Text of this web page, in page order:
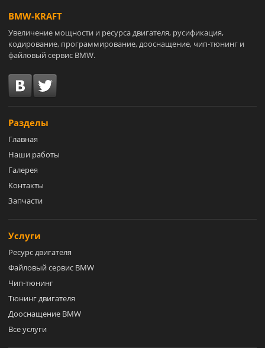
BMW-KRAFT
Увеличение мощности и ресурса двигателя, русификация,
кодирование, программирование, дооснащение, чип-тюнинг и
файловый сервис BMW.
Разделы
Главная
Наши работы
Галерея
Контакты
Запчасти
Услуги
Ресурс двигателя
Файловый сервис BMW
Чип-тюнинг
Тюнинг двигателя
Дооснащение BMW
Все услуги